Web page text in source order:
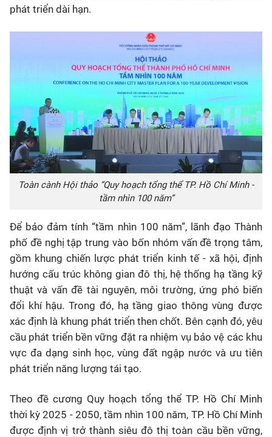
phát triển dài hạn.
Toàn cành Hội thảo “Quy hoạch tổng thể TP. Hồ Chí Minh -
tầm nhìn 100 năm”
Để bảo đảm tính “tầm nhìn 100 năm”, lãnh đạo Thành
phố đề nghị tập trung vào bốn nhóm vấn đề trọng tâm,
gồm khung chiến lược phát triển kinh tế - xã hội, định
hướng cấu trúc không gian đô thị, hệ thống hạ tầng kỹ
thuật và vấn đề tài nguyên, môi trường, ứng phó biến
đổi khí hậu. Trong đó, hạ tầng giao thông vùng được
xác định là khung phát triển then chốt. Bên cạnh đó, yêu
cầu phát triển bền vững đặt ra nhiệm vụ bảo vệ các khu
vực đa dạng sinh học, vùng đất ngập nước và ưu tiên
phát triển năng lượng tái tạo.
Theo đề cương Quy hoạch tổng thể TP. Hồ Chí Minh
thời kỳ 2025 - 2050, tầm nhìn 100 năm, TP. Hồ Chí Minh
được định vị trở thành siêu đô thị toàn cầu bền vững,